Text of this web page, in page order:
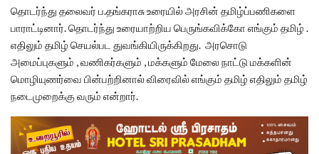
தொடர்ந்து தலைவர் ப.தங்கராசு உரையில் அரசின் தமிழ்ப்பணிகளை
பாராட்டினார். தொடர்ந்து உரையாற்றிய பெருங்கவிக்கோ எங்கும் தமிழ் .
எதிலும் தமிழ் செயல்பட துவங்கியிருக்கிறது. அரசொடு
அமைப்புகளும் , வணிகர்களும் , மக்களும் மேலை நாட்டு மக்களின்
மொழியுணர்வை பின்பற்றினால் விரைவில் எங்கும் தமிழ் எதிலும் தமிழ்
நடைமுறைக்கு வரும் என்றார்.